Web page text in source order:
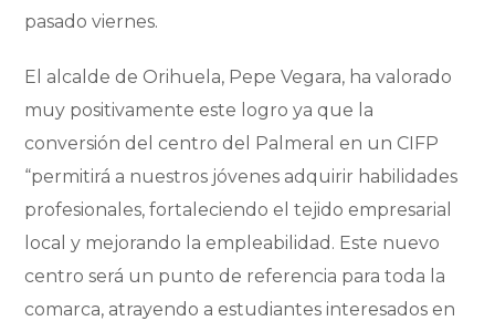
pasado viernes.
El alcalde de Orihuela, Pepe Vegara, ha valorado
muy positivamente este logro ya que la
conversión del centro del Palmeral en un CIFP
“permitirá a nuestros jóvenes adquirir habilidades
profesionales, fortaleciendo el tejido empresarial
local y mejorando la empleabilidad. Este nuevo
centro será un punto de referencia para toda la
comarca, atrayendo a estudiantes interesados en